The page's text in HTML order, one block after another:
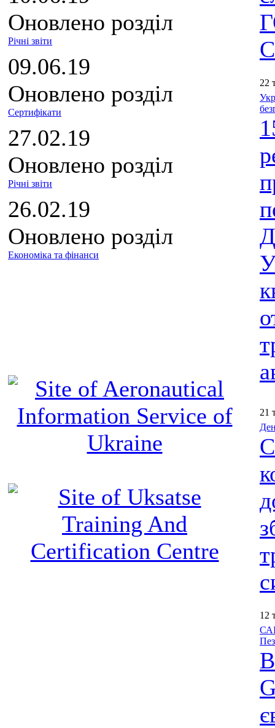
Оновлено розділ
Річні звіти
09.06.19
Оновлено розділ
Сертифікати
27.02.19
Оновлено розділ
Річні звіти
26.02.19
Оновлено розділ
Економіка та фінанси
22
21
12